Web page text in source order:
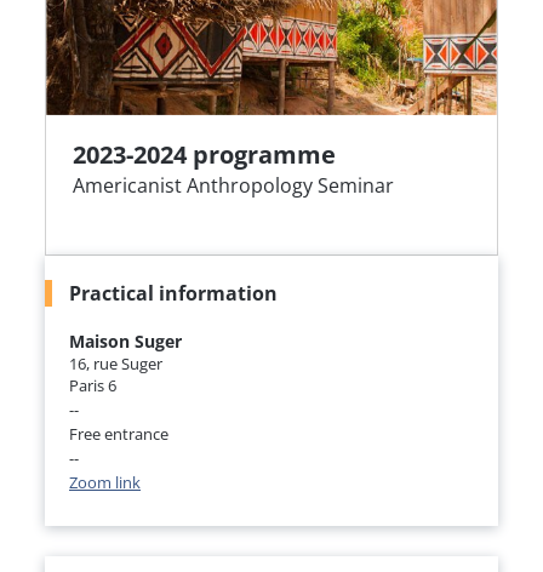
2023-2024 programme
Americanist Anthropology Seminar
Practical information
Maison Suger
16, rue Suger
Paris 6
--
Free entrance
--
Zoom link